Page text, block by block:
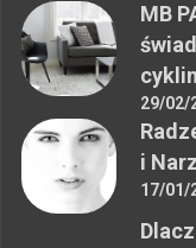
MB
29/02/
i
17/01/